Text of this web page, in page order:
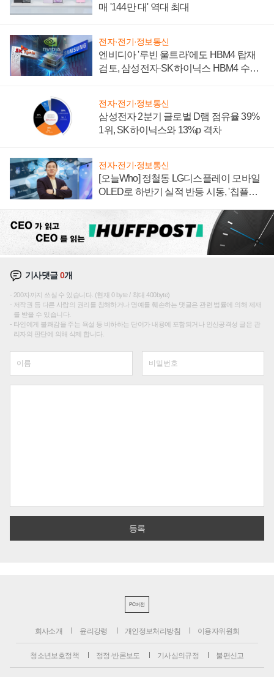
매 '144만 대' 역대 최대
전자·전기·정보통신
엔비디아 '루빈 울트라'에도 HBM4 탑재
검토, 삼성전자·SK하이닉스 HBM4 수율
전자·전기·정보통신
삼성전자 2분기 글로벌 D램 점유율 39%
1위, SK하이닉스와 13%p 격차
전자·전기·정보통신
[오늘Who] 정철동 LG디스플레이 모바일
OLED로 하반기 실적 반등 시동, '칩플레
기사댓글0개
200자까지 쓰실 수 있습니다. (현재 0 byte / 최대 400byte)
저작권 등 다른 사람의 권리를 침해하거나 명예를 훼손하는 댓글은 관련 법률에 의해 제재
를 받을 수 있습니다.
타인에게 불쾌감을 주는 욕설 등 비하하는 단어가 내용에 포함되거나 인신공격성 글은 관
리자의 판단에 의해 삭제 합니다.
PC버전
회사소개 윤리강령 개인정보처리방침 이용자위원회
청소년보호정책 정정·반론보도 기사심의규정 불편신고